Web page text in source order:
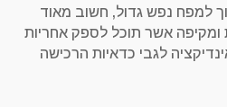
למפח נפש גדול, חשוב מאוד
אשר תוכל לספק אחריות
לגבי כדאיות הרכישה